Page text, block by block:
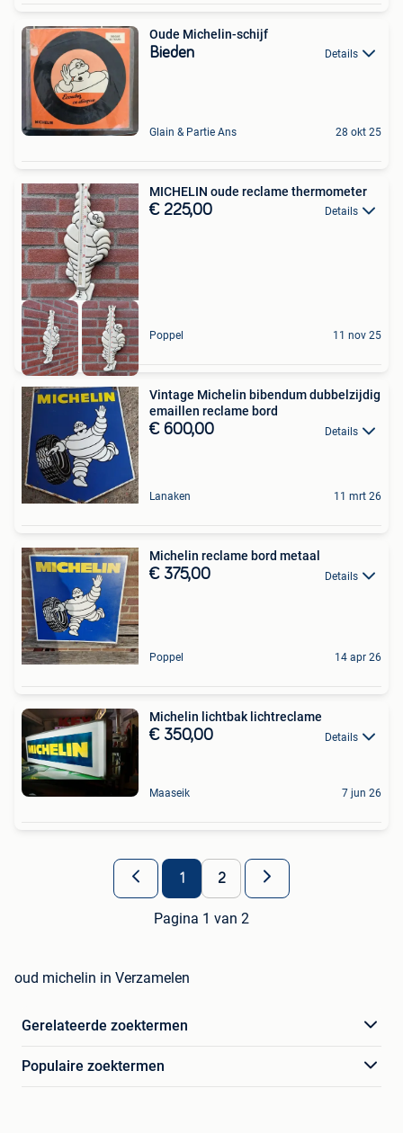
Oude Michelin-schijf
Bieden Details
Glain & Partie Ans 28 okt 25
MICHELIN oude reclame thermometer
€ 225,00 Details
Poppel 11 nov 25
Vintage Michelin bibendum dubbelzijdig
emaillen reclame bord
€ 600,00 Details
Lanaken 11 mrt 26
Michelin reclame bord metaal
€ 375,00 Details
Poppel 14 apr 26
Michelin lichtbak lichtreclame
€ 350,00 Details
Maaseik 7 jun 26
1 2
Pagina 1 van 2
oud michelin in Verzamelen
Gerelateerde zoektermen
Populaire zoektermen